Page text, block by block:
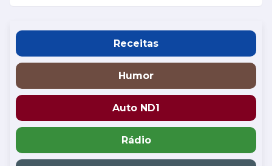
Receitas
Humor
Auto ND1
Rádio